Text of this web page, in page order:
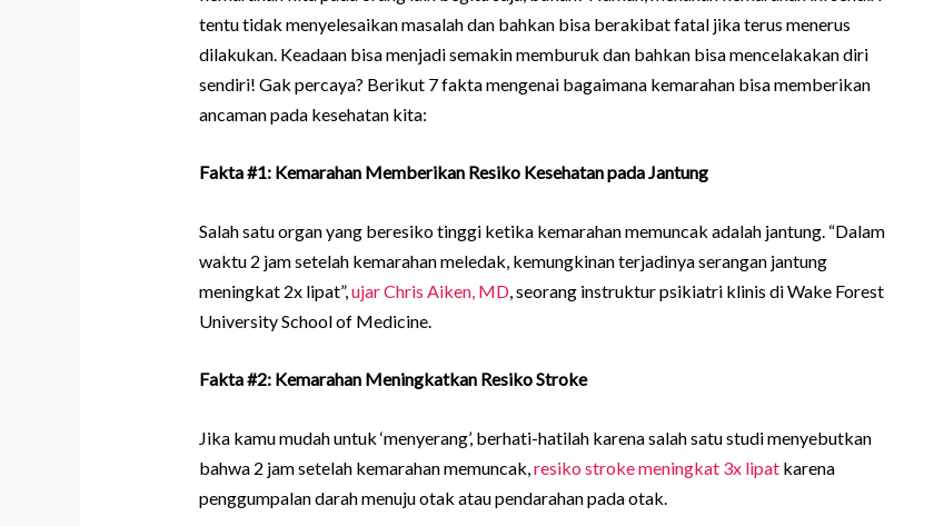
tentu tidak menyelesaikan masalah dan bahkan bisa berakibat fatal jika terus menerus
dilakukan. Keadaan bisa menjadi semakin memburuk dan bahkan bisa mencelakakan diri
sendiri! Gak percaya? Berikut 7 fakta mengenai bagaimana kemarahan bisa memberikan
ancaman pada kesehatan kita:
Fakta #1: Kemarahan Memberikan Resiko Kesehatan pada Jantung
Salah satu organ yang beresiko tinggi ketika kemarahan memuncak adalah jantung. “Dalam
waktu 2 jam setelah kemarahan meledak, kemungkinan terjadinya serangan jantung
meningkat 2x lipat”, ujar Chris Aiken, MD, seorang instruktur psikiatri klinis di Wake Forest
University School of Medicine.
Fakta #2: Kemarahan Meningkatkan Resiko Stroke
Jika kamu mudah untuk ‘menyerang’, berhati-hatilah karena salah satu studi menyebutkan
bahwa 2 jam setelah kemarahan memuncak,resiko stroke meningkat 3x lipatkarena
penggumpalan darah menuju otak atau pendarahan pada otak.